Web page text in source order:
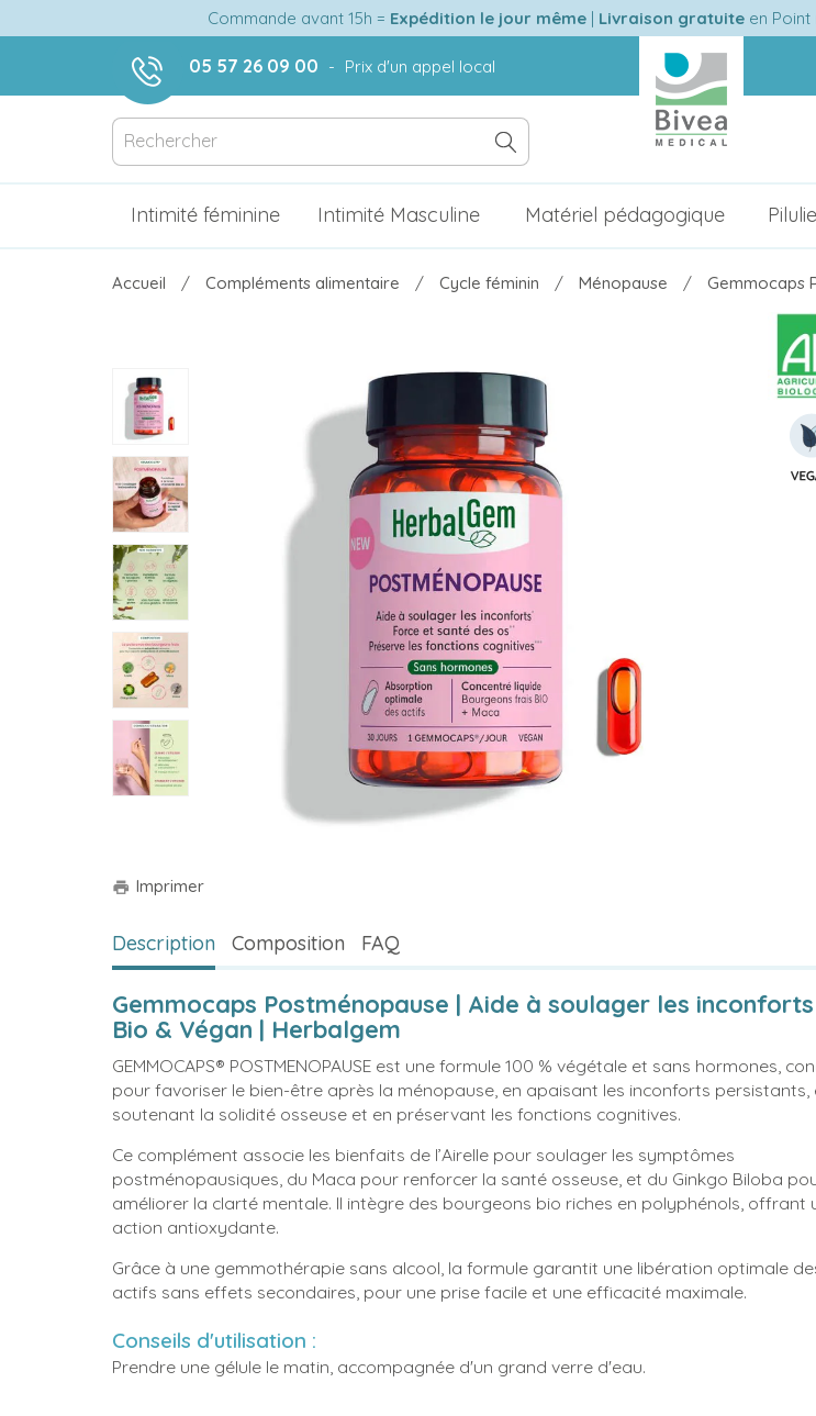
Commande avant 15h = Expédition le jour même| Livraison gratuiteen Point
05 57 26 09 00 - Prix d'un appel local
Intimité féminine Intimité Masculine Matériel pédagogique
Accueil Compléments alimentaire Cycle féminin Ménopause Gemmocaps
print Imprimer
Description Composition FAQ
Gemmocaps Postménopause | Aide à soulager les
Bio & Végan | Herbalgem
GEMMOCAPS® POSTMENOPAUSE est une formule 100 % végétale et sans hormones,
pour favoriser le bien-être après la ménopause, en apaisant les inconforts persistants,
soutenant la solidité osseuse et en préservant les fonctions cognitives.
Ce complément associe les bienfaits de l’Airelle pour soulager les symptômes
postménopausiques, du Maca pour renforcer la santé osseuse, et du Ginkgo Biloba
améliorer la clarté mentale. Il intègre des bourgeons bio riches en polyphénols, offrant
action antioxydante.
Grâce à une gemmothérapie sans alcool, la formule garantit une libération optimale
actifs sans effets secondaires, pour une prise facile et une efficacité maximale.
Conseils d'utilisation :
Prendre une gélule le matin, accompagnée d'un grand verre d'eau.